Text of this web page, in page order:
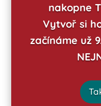
nakopne
Vytvoř si
začínáme už